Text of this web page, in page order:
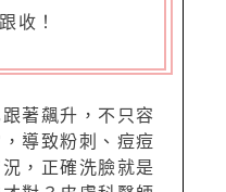
收！
著飆升，不只容
導致粉刺、痘痘
，正確洗臉就是